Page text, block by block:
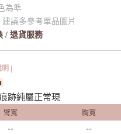
為準
議多參考單品圖片
/ 退貨服務
|
跡純屬正常現
臂寬 胸寬
-- --